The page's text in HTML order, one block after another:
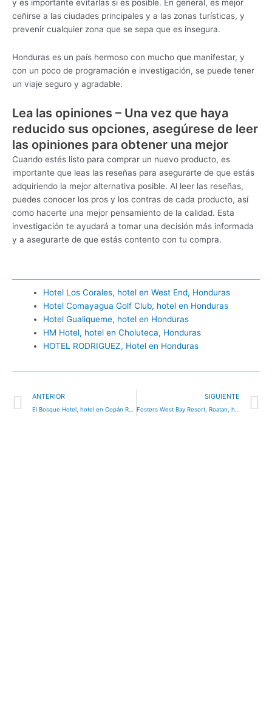
y es importante evitarlas si es posible. En general, es mejor
ceñirse a las ciudades principales y a las zonas turísticas, y
prevenir cualquier zona que se sepa que es insegura.
Honduras es un país hermoso con mucho que manifestar, y
con un poco de programación e investigación, se puede tener
un viaje seguro y agradable.
Lea las opiniones – Una vez que haya
reducido sus opciones, asegúrese de leer
las opiniones para obtener una mejor
Cuando estés listo para comprar un nuevo producto, es
importante que leas las reseñas para asegurarte de que estás
adquiriendo la mejor alternativa posible. Al leer las reseñas,
puedes conocer los pros y los contras de cada producto, así
como hacerte una mejor pensamiento de la calidad. Esta
investigación te ayudará a tomar una decisión más informada
y a asegurarte de que estás contento con tu compra.
Hotel Los Corales, hotel en West End, Honduras
Hotel Comayagua Golf Club, hotel en Honduras
Hotel Gualiqueme, hotel en Honduras
HM Hotel, hotel en Choluteca, Honduras
HOTEL RODRIGUEZ, Hotel en Honduras
Ant
ANTERIOR
El Bosque Hotel, hotel en Copán Ruinas, Honduras
SIGUIENTE
Fosters West Bay Resort, Roatan, hotel en West Bay, Honduras